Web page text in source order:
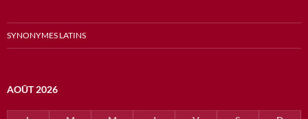
SYNONYMES LATINS
AOÛT 2026